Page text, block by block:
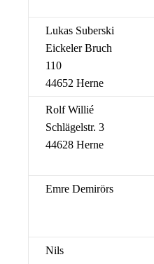
Lukas Suberski
Eickeler Bruch
110
44652 Herne
Rolf Willié
Schlägelstr. 3
44628 Herne
Emre Demirörs
Nils